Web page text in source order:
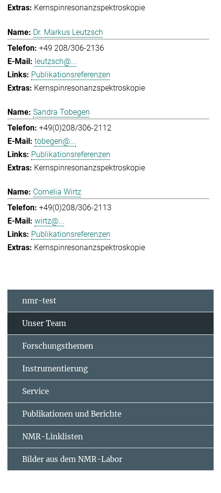
Kernspinresonanzspektroskopie
Dr. Markus Leutzsch
+49 208/306-2136
leutzsch@...
Publikationsreferenzen
Kernspinresonanzspektroskopie
Sandra Tobegen
+49(0)208/306-2112
tobegen@...
Publikationsreferenzen
Kernspinresonanzspektroskopie
Cornelia Wirtz
+49(0)208/306-2113
wirtz@...
Publikationsreferenzen
Kernspinresonanzspektroskopie
nmr-test
Unser Team
Forschungsthemen
Instrumentierung
Service
Publikationen und Berichte
NMR-Linklisten
Bilder aus dem NMR-Labor